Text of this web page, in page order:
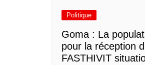
Politique
Goma : La
pour la réception
FASTHIVIT